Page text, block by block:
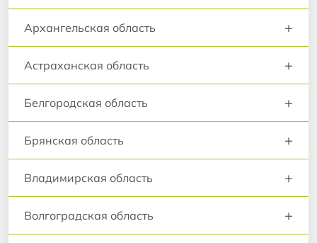
Архангельская область +
Астраханская область +
Белгородская область +
Брянская область +
Владимирская область +
Волгоградская область +